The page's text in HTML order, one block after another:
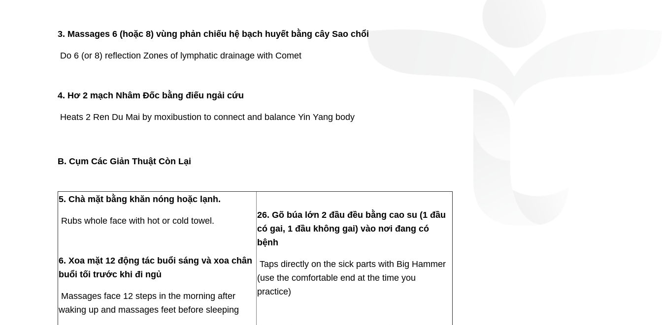
3. Massages 6 (hoặc 8) vùng phản chiếu hệ bạch huyết bằng cây Sao chổi
Do 6 (or 8) reflection Zones of lymphatic drainage with Comet
4. Hơ 2 mạch Nhâm Đốc bằng điếu ngải cứu
Heats 2 Ren Du Mai by moxibustion to connect and balance Yin Yang body
B. Cụm Các Giản Thuật Còn Lại
5. Chà mặt bằng khăn nóng hoặc lạnh.
Rubs whole face with hot or cold towel.
6. Xoa mặt 12 động tác buổi sáng và xoa chân
buổi tối trước khi đi ngủ
Massages face 12 steps in the morning after
waking up and massages feet before sleeping
26. Gõ búa lớn 2 đầu đều bằng cao su (1 đầu
có gai, 1 đầu không gai) vào nơi đang có
bệnh
Taps directly on the sick parts with Big Hammer
(use the comfortable end at the time you
practice)